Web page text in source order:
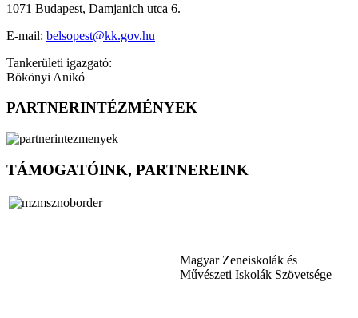
1071 Budapest, Damjanich utca 6.
E-mail: belsopest@kk.gov.hu
Tankerületi igazgató:
Bökönyi Anikó
PARTNERINTÉZMÉNYEK
TÁMOGATÓINK, PARTNEREINK
Magyar Zeneiskolák és
Művészeti Iskolák Szövetsége